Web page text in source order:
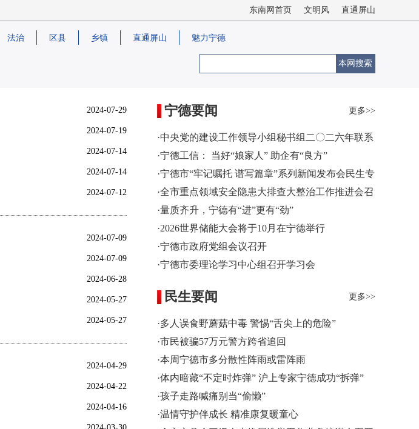
东南网首页 文明风 直通屏山
法治 区县 乡镇 直通屏山 魅力宁德
本网搜索
2024-07-29
2024-07-19
2024-07-14
2024-07-14
2024-07-12
2024-07-09
2024-07-09
2024-06-28
2024-05-27
2024-05-27
2024-04-29
2024-04-22
2024-04-16
更多>>
宁德要闻
·中央党的建设工作领导小组秘书组二〇二六年联系
点工作暨课题研究成果交流座谈会在宁德召开
·宁德工信： 当好“娘家人” 助企有“良方”
·宁德市“牢记嘱托 谱写篇章”系列新闻发布会民生专
项行动专场召开
·全市重点领域安全隐患大排查大整治工作推进会召
开
·量质齐升，宁德有“进”更有“劲”
·2026世界储能大会将于10月在宁德举行
·宁德市政府党组会议召开
·宁德市委理论学习中心组召开学习会
更多>>
民生要闻
·多人误食野蘑菇中毒 警惕“舌尖上的危险”
·市民被骗57万元警方跨省追回
·本周宁德市多分散性阵雨或雷阵雨
·体内暗藏“不定时炸弹” 沪上专家宁德成功“拆弹”
·孩子走路喊痛别当“偷懒”
·温情守护伴成长 精准康复暖童心